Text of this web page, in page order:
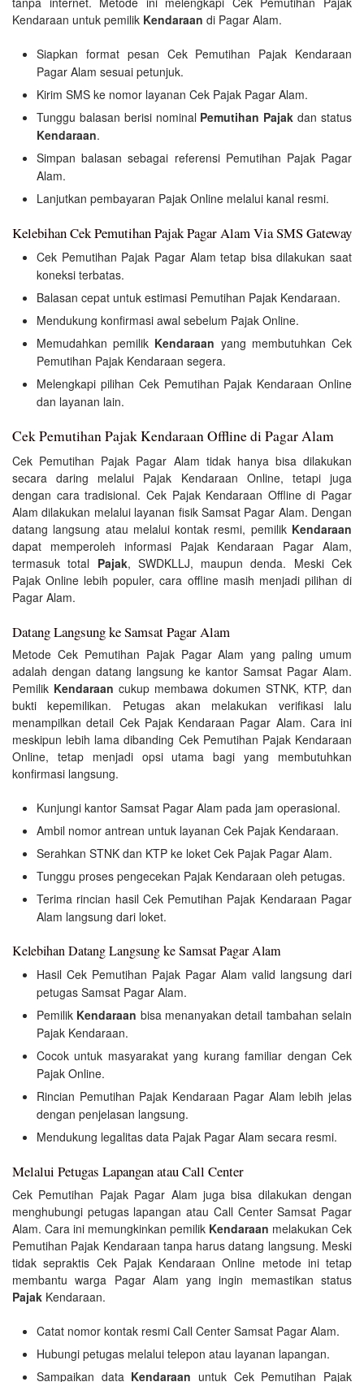
Kendaraan untuk pemilik Kendaraan di Pagar Alam.
Siapkan format pesan Cek Pemutihan Pajak Kendaraan
Pagar Alam sesuai petunjuk.
Kirim SMS ke nomor layanan Cek Pajak Pagar Alam.
Tunggu balasan berisi nominal Pemutihan Pajak dan status
Kendaraan.
Simpan balasan sebagai referensi Pemutihan Pajak Pagar
Alam.
Lanjutkan pembayaran Pajak Online melalui kanal resmi.
Kelebihan Cek Pemutihan Pajak Pagar Alam Via SMS Gateway
Cek Pemutihan Pajak Pagar Alam tetap bisa dilakukan saat
koneksi terbatas.
Balasan cepat untuk estimasi Pemutihan Pajak Kendaraan.
Mendukung konfirmasi awal sebelum Pajak Online.
Memudahkan pemilik Kendaraan yang membutuhkan Cek
Pemutihan Pajak Kendaraan segera.
Melengkapi pilihan Cek Pemutihan Pajak Kendaraan Online
dan layanan lain.
Cek Pemutihan Pajak Kendaraan Offline di Pagar Alam
Cek Pemutihan Pajak Pagar Alam tidak hanya bisa dilakukan
secara daring melalui Pajak Kendaraan Online, tetapi juga
dengan cara tradisional. Cek Pajak Kendaraan Offline di Pagar
Alam dilakukan melalui layanan fisik Samsat Pagar Alam. Dengan
datang langsung atau melalui kontak resmi, pemilik Kendaraan
dapat memperoleh informasi Pajak Kendaraan Pagar Alam,
termasuk total Pajak, SWDKLLJ, maupun denda. Meski Cek
Pajak Online lebih populer, cara offline masih menjadi pilihan di
Pagar Alam.
Datang Langsung ke Samsat Pagar Alam
Metode Cek Pemutihan Pajak Pagar Alam yang paling umum
adalah dengan datang langsung ke kantor Samsat Pagar Alam.
Pemilik Kendaraan cukup membawa dokumen STNK, KTP, dan
bukti kepemilikan. Petugas akan melakukan verifikasi lalu
menampilkan detail Cek Pajak Kendaraan Pagar Alam. Cara ini
meskipun lebih lama dibanding Cek Pemutihan Pajak Kendaraan
Online, tetap menjadi opsi utama bagi yang membutuhkan
konfirmasi langsung.
Kunjungi kantor Samsat Pagar Alam pada jam operasional.
Ambil nomor antrean untuk layanan Cek Pajak Kendaraan.
Serahkan STNK dan KTP ke loket Cek Pajak Pagar Alam.
Tunggu proses pengecekan Pajak Kendaraan oleh petugas.
Terima rincian hasil Cek Pemutihan Pajak Kendaraan Pagar
Alam langsung dari loket.
Kelebihan Datang Langsung ke Samsat Pagar Alam
Hasil Cek Pemutihan Pajak Pagar Alam valid langsung dari
petugas Samsat Pagar Alam.
Pemilik Kendaraan bisa menanyakan detail tambahan selain
Pajak Kendaraan.
Cocok untuk masyarakat yang kurang familiar dengan Cek
Pajak Online.
Rincian Pemutihan Pajak Kendaraan Pagar Alam lebih jelas
dengan penjelasan langsung.
Mendukung legalitas data Pajak Pagar Alam secara resmi.
Melalui Petugas Lapangan atau Call Center
Cek Pemutihan Pajak Pagar Alam juga bisa dilakukan dengan
menghubungi petugas lapangan atau Call Center Samsat Pagar
Alam. Cara ini memungkinkan pemilik Kendaraan melakukan Cek
Pemutihan Pajak Kendaraan tanpa harus datang langsung. Meski
tidak sepraktis Cek Pajak Kendaraan Online metode ini tetap
membantu warga Pagar Alam yang ingin memastikan status
Pajak Kendaraan.
Catat nomor kontak resmi Call Center Samsat Pagar Alam.
Hubungi petugas melalui telepon atau layanan lapangan.
Sampaikan data Kendaraan untuk Cek Pemutihan Pajak